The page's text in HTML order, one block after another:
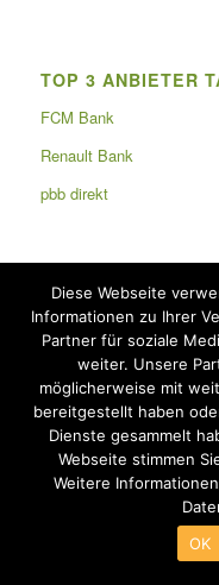
TOP 3 ANBIETER
FCM Bank
Renault Bank
pbb direkt
TOP 3 ANBIETER
Bigbank
Kommunalkredit Invest
pbb direkt
Diese Webseite
Informationen zu Ihrer
Partner für soziale
weiter. Unsere
möglicherweise mit
bereitgestellt haben
Dienste gesammelt
Webseite stimmen
Weitere
OK